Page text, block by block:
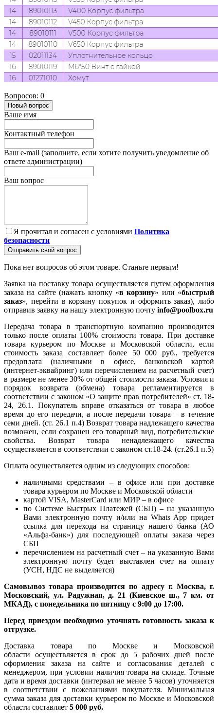
Вопросов: 0
Новый вопрос
Ваше имя
Контактный телефон
Ваш e-mail (заполните, если хотите получить уведомление об
ответе администрации)
Ваш вопрос
Я прочитал и согласен с условиями Политика
безопасности
Отправить свой вопрос
Пока нет вопросов об этом товаре. Станьте первым!
Заявка на поставку товара осуществляется путем оформления
заказа на сайте (нажать кнопку «в корзину» или «быстрый
заказ», перейти в корзину покупок и оформить заказ), либо
отправив заявку на нашу электронную почту info@poolbox.ru
Передача товара в транспортную компанию производится
только после оплаты 100% стоимости товара. При доставке
товара курьером по Москве и Московской области, если
стоимость заказа составляет более 50 000 руб., требуется
предоплата (наличными в офисе, банковской картой
(интернет-эквайринг) или перечислением на расчетный счет)
в размере не менее 30% от общей стоимости заказа. Условия и
порядок возврата (обмена) товара регламентируется в
соответствии с законом «О защите прав потребителей» ст. 18-
24, 26.1. Покупатель вправе отказаться от товара в любое
время до его передачи, а после передачи товара – в течение
семи дней. (ст. 26.1 п.4) Возврат товара надлежащего качества
возможен, если сохранен его товарный вид, потребительские
свойства. Возврат товара ненадлежащего качества
осуществляется в соответствии с законом ст.18-24. (ст.26.1 п.5)
Оплата осуществляется одним из следующих способов:
наличными средствами – в офисе или при доставке
товара курьером по Москве и Московской области
картой VISA, MasterCard или МИР – в офисе
по Системе Быстрых Платежей (СБП) – на указанную
Вами электронную почту и/или на Whats App придет
ссылка для перехода на страницу нашего банка (АО
«Альфа-банк») для последующей оплаты заказа через
СБП
перечислением на расчетный счет – на указанную Вами
электронную почту будет выставлен счет на оплату
(УСН, НДС не выделяется)
Самовывоз товара производится по адресу г. Москва, г.
Московский, ул. Радужная, д. 21 (Киевское ш., 7 км. от
МКАД), с понедельника по пятницу с 9:00 до 17:00.
Перед приездом необходимо уточнять готовность заказа к
отгрузке.
Доставка товара по Москве и Московской
области осуществляется в срок до 5 рабочих дней после
оформления заказа на сайте и согласования деталей с
менеджером, при условии наличия товара на складе. Точные
дата и время доставки (интервал не менее 5 часов) уточняется
в соответствии с пожеланиями покупателя. Минимальная
сумма заказа для доставки курьером по Москве и Московской
области составляет 5 000 руб.